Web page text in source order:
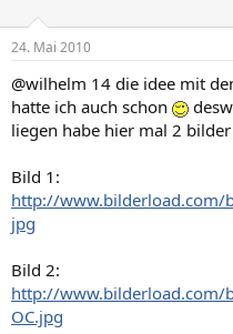
24. Mai 2010
@wilhelm 14 die idee mit
hatte ich auch schon
liegen habe hier mal 2
Bild 1:
http://www.bilderload.com/
jpg
Bild 2:
http://www.bilderload.com/
OC.jpg